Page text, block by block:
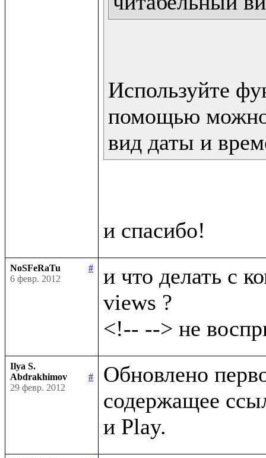
Используйте
помощью
вид даты и
NoSFeRaTu
#
6 февр. 2012
и что делать с
views ?
Ilya S.
Abdrakhimov
#
29 февр. 2012
Обновлено
содержащее